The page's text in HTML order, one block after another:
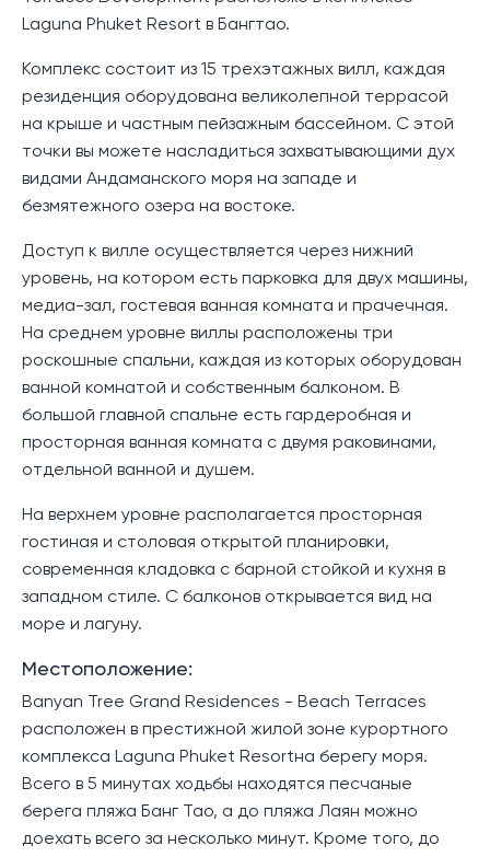
Laguna Phuket Resort в Бангтао.
Комплекс состоит из 15 трехэтажных вилл, каждая
резиденция оборудована великолепной террасой
на крыше и частным пейзажным бассейном. С этой
точки вы можете насладиться захватывающими дух
видами Андаманского моря на западе и
безмятежного озера на востоке.
Доступ к вилле осуществляется через нижний
уровень, на котором есть парковка для двух машины,
медиа-зал, гостевая ванная комната и прачечная.
На среднем уровне виллы расположены три
роскошные спальни, каждая из которых оборудован
ванной комнатой и собственным балконом. В
большой главной спальне есть гардеробная и
просторная ванная комната с двумя раковинами,
отдельной ванной и душем.
На верхнем уровне располагается просторная
гостиная и столовая открытой планировки,
современная кладовка с барной стойкой и кухня в
западном стиле. С балконов открывается вид на
море и лагуну.
Местоположение:
Banyan Tree Grand Residences - Beach Terraces
расположен в престижной жилой зоне курортного
комплекса Laguna Phuket Resortна берегу моря.
Всего в 5 минутах ходьбы находятся песчаные
берега пляжа Банг Тао, а до пляжа Лаян можно
доехать всего за несколько минут. Кроме того, до